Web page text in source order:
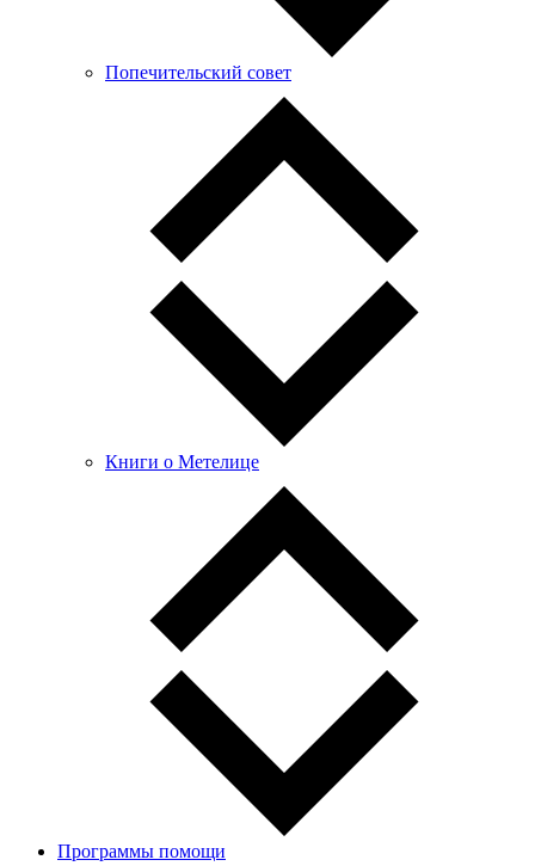
Попечительский совет
Книги о Метелице
Программы помощи